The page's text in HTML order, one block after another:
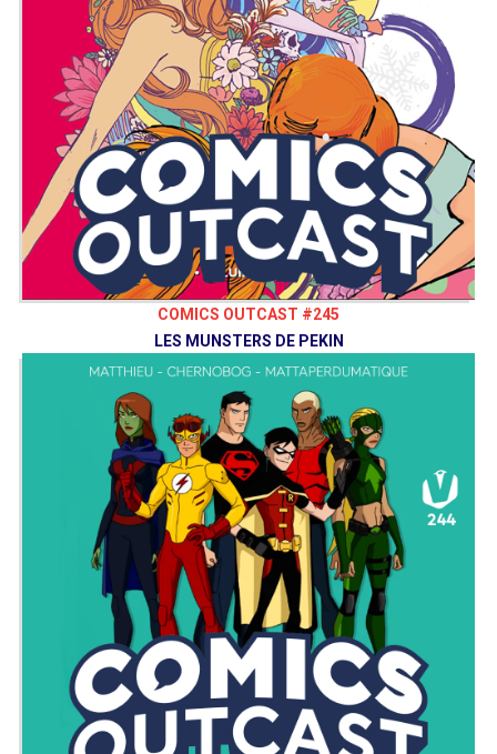
COMICS OUTCAST #245
LES MUNSTERS DE PEKIN